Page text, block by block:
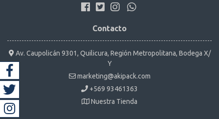
Contacto
Av. Caupolicán 9301, Quilicura, Región Metropolitana, Bodega X/
Y
marketing@akipack.com
+569 93461363
Nuestra Tienda